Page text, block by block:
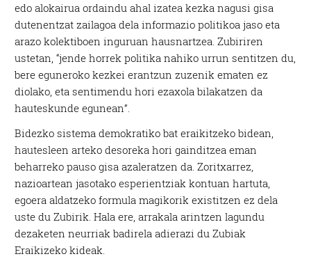
edo alokairua ordaindu ahal izatea kezka nagusi gisa
dutenentzat zailagoa dela informazio politikoa jaso eta
arazo kolektiboen inguruan hausnartzea. Zubiriren
ustetan, “jende horrek politika nahiko urrun sentitzen du,
bere eguneroko kezkei erantzun zuzenik ematen ez
diolako, eta sentimendu hori ezaxola bilakatzen da
hauteskunde egunean”.
Bidezko sistema demokratiko bat eraikitzeko bidean,
hautesleen arteko desoreka hori gainditzea eman
beharreko pauso gisa azaleratzen da. Zoritxarrez,
nazioartean jasotako esperientziak kontuan hartuta,
egoera aldatzeko formula magikorik existitzen ez dela
uste du Zubirik. Hala ere, arrakala arintzen lagundu
dezaketen neurriak badirela adierazi du Zubiak
Eraikizeko kideak.